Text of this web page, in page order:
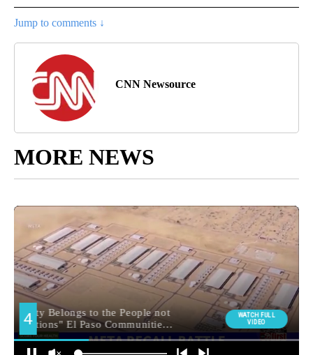
Jump to comments ↓
CNN Newsource
MORE NEWS